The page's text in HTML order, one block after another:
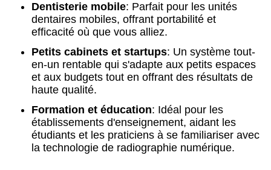
Dentisterie mobile: Parfait pour les unités
dentaires mobiles, offrant portabilité et
efficacité où que vous alliez.
Petits cabinets et startups: Un système tout-
en-un rentable qui s'adapte aux petits espaces
et aux budgets tout en offrant des résultats de
haute qualité.
Formation et éducation: Idéal pour les
établissements d'enseignement, aidant les
étudiants et les praticiens à se familiariser avec
la technologie de radiographie numérique.